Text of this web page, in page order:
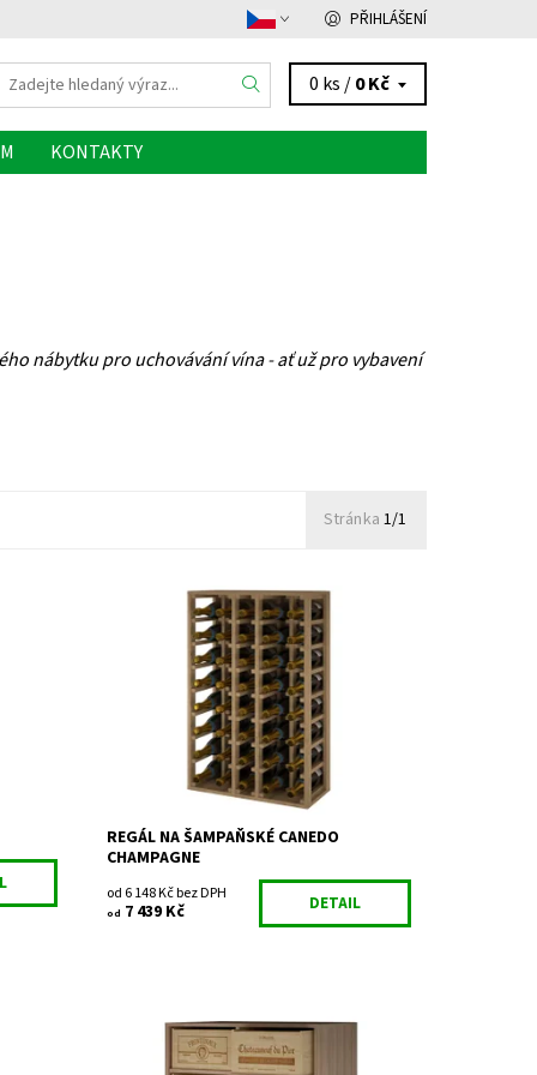
PŘIHLÁŠENÍ
0 ks /0 Kč
KONTAKTY
nábytku pro uchovávání vína - ať už pro vybavení
Stránka 1/1
Dřevěný regál na uskladnění
šampaňského a sektu. Smontováno z
Dostupnost:
Do 3 týdnů
EX2062
Expovinalia
2 roky
REGÁL NA ŠAMPAŇSKÉ CANEDO
CHAMPAGNE
od 6 148 Kč bez DPH
od 7 439 Kč DETAIL
Dřevěný regál na uskladnění vína.